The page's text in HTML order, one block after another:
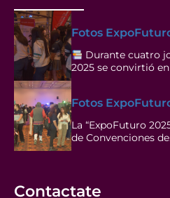
Fotos
Durante cuatro
2025 se convirtió
Fotos
La “ExpoFuturo
de Convenciones
Contactate